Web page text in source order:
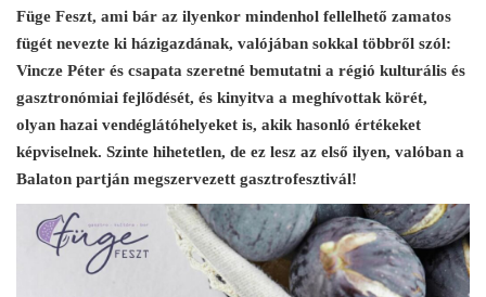
Füge Feszt, ami bár az ilyenkor mindenhol fellelhető zamatos
fügét nevezte ki házigazdának, valójában sokkal többről szól:
Vincze Péter és csapata szeretné bemutatni a régió kulturális és
gasztronómiai fejlődését, és kinyitva a meghívottak körét,
olyan hazai vendéglátóhelyeket is, akik hasonló értékeket
képviselnek. Szinte hihetetlen, de ez lesz az első ilyen, valóban a
Balaton partján megszervezett gasztrofesztivál!